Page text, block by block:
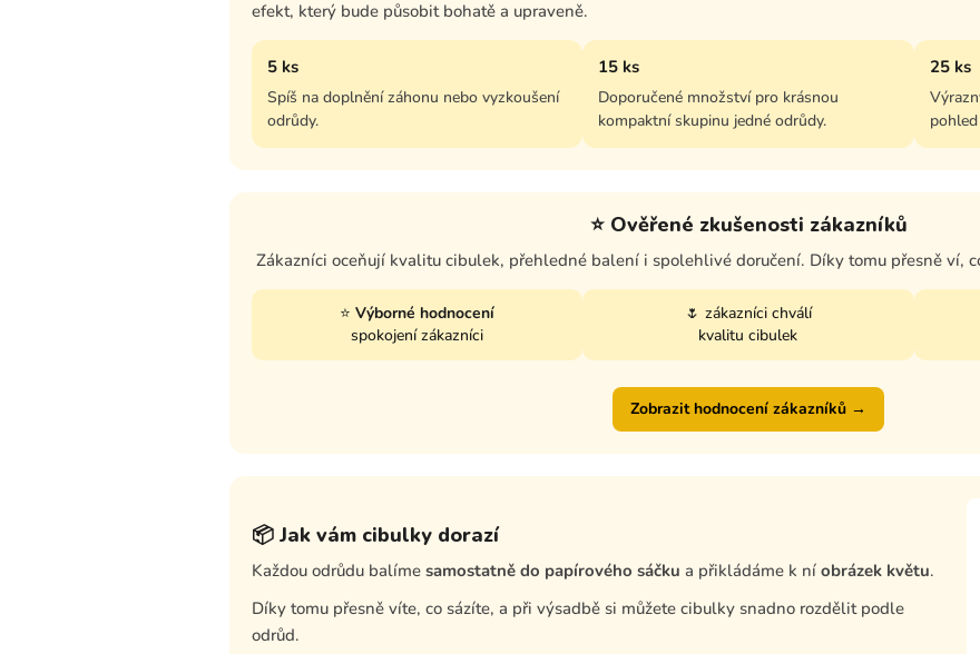
efekt, který bude působit bohatě a upraveně.
5 ks
Spíš na doplnění záhonu nebo vyzkoušení
odrůdy.
15 ks
Doporučené množství pro krásnou
kompaktní skupinu jedné odrůdy.
25 ks
⭐ Ověřené zkušenosti zákazníků
Zákazníci oceňují kvalitu cibulek, přehledné balení i spolehlivé doručení. Díky tomu přesně ví,
⭐Výborné hodnocení
spokojení zákazníci
🌷 zákazníci chválí
kvalitu cibulek
Zobrazit hodnocení zákazníků →
📦 Jak vám cibulky dorazí
Každou odrůdu balíme samostatně do papírového sáčku a přikládáme k ní obrázek květu.
Díky tomu přesně víte, co sázíte, a při výsadbě si můžete cibulky snadno rozdělit podle
odrůd.